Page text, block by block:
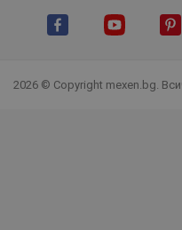
2026 © Copyright mexen.bg.